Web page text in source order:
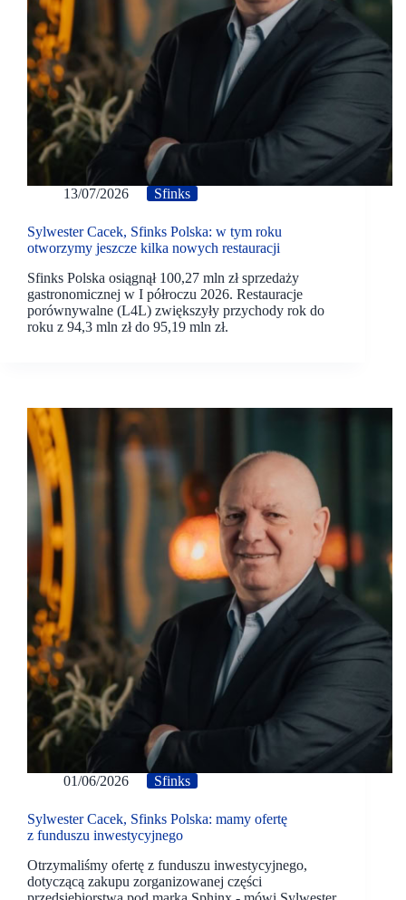
13/07/2026 Sfinks
Sylwester Cacek, Sfinks Polska: w tym roku
otworzymy jeszcze kilka nowych restauracji
Sfinks Polska osiągnął 100,27 mln zł sprzedaży
gastronomicznej w I półroczu 2026. Restauracje
porównywalne (L4L) zwiększyły przychody rok do
roku z 94,3 mln zł do 95,19 mln zł.
01/06/2026 Sfinks
Sylwester Cacek, Sfinks Polska: mamy ofertę
z funduszu inwestycyjnego
Otrzymaliśmy ofertę z funduszu inwestycyjnego,
dotyczącą zakupu zorganizowanej części